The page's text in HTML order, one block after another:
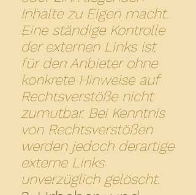
Inhalte zu Eigen macht.
Eine ständige Kontrolle
der externen Links ist
für den Anbieter ohne
konkrete Hinweise auf
Rechtsverstöße nicht
zumutbar. Bei Kenntnis
von Rechtsverstößen
werden jedoch derartige
externe Links
unverzüglich gelöscht.